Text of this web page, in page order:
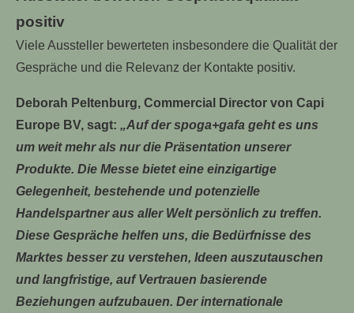
positiv
Viele Aussteller bewerteten insbesondere die Qualität der
Gespräche und die Relevanz der Kontakte positiv.
Deborah Peltenburg, Commercial Director von Capi
Europe BV, sagt: „Auf der spoga+gafa geht es uns
um weit mehr als nur die Präsentation unserer
Produkte. Die Messe bietet eine einzigartige
Gelegenheit, bestehende und potenzielle
Handelspartner aus aller Welt persönlich zu treffen.
Diese Gespräche helfen uns, die Bedürfnisse des
Marktes besser zu verstehen, Ideen auszutauschen
und langfristige, auf Vertrauen basierende
Beziehungen aufzubauen. Der internationale